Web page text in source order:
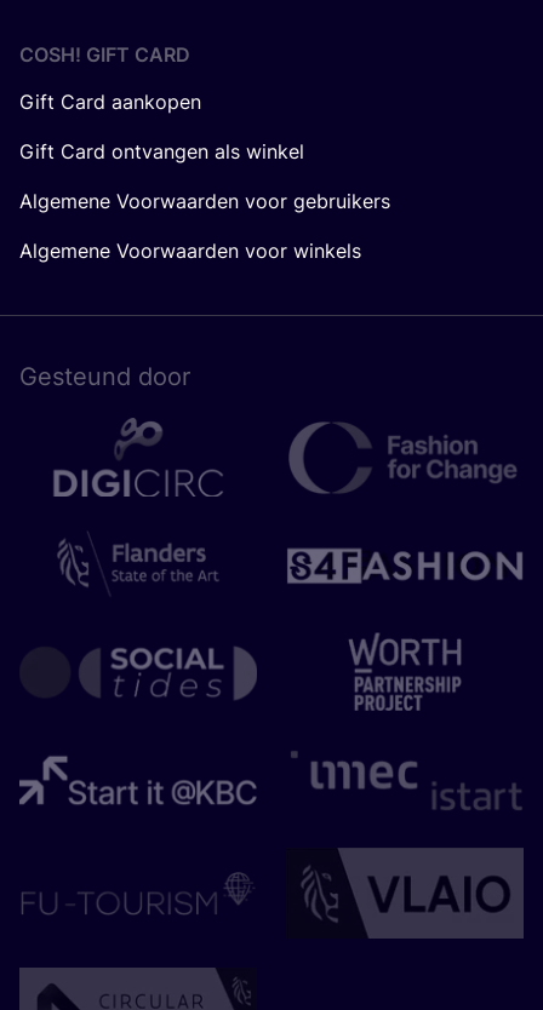
COSH! GIFT CARD
Gift Card aankopen
Gift Card ontvangen als winkel
Algemene Voorwaarden voor gebruikers
Algemene Voorwaarden voor winkels
Gesteund door